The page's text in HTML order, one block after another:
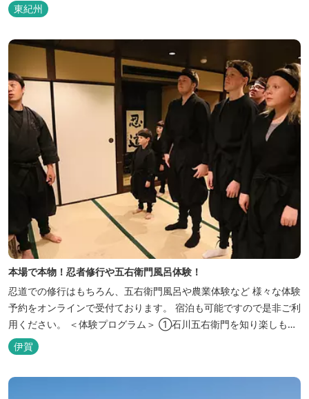
東紀州
本場で本物！忍者修行や五右衛門風呂体験！
忍道での修行はもちろん、五右衛門風呂や農業体験など 様々な体験
予約をオンラインで受付ております。 宿泊も可能ですので是非ご利
用ください。 ＜体験プログラム＞ ①石川五右衛門を知り楽しも
う！ ②忍者をめざそう！（入門・初級編） ③忍者の基礎体力づく
り！農業体験！ ④忍者の里山散策と忍者修行を楽しもう！（山中
で忍道修行）
伊賀